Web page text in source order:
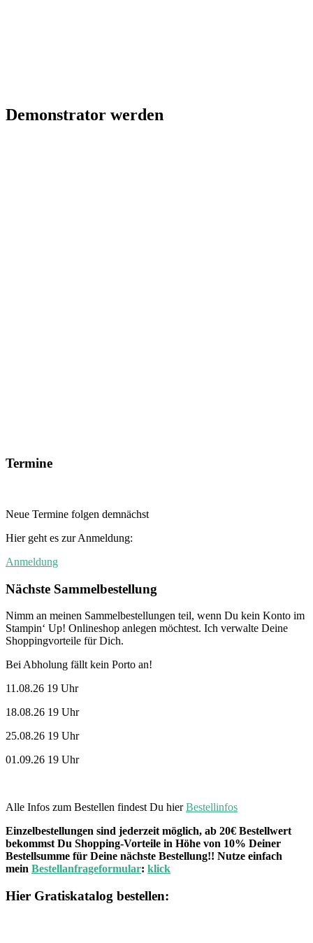
Demonstrator werden
Termine
Neue Termine folgen demnächst
Hier geht es zur Anmeldung:
Anmeldung
Nächste Sammelbestellung
Nimm an meinen Sammelbestellungen teil, wenn Du kein Konto im
Stampin‘ Up! Onlineshop anlegen möchtest. Ich verwalte Deine
Shoppingvorteile für Dich.
Bei Abholung fällt kein Porto an!
11.08.26 19 Uhr
18.08.26 19 Uhr
25.08.26 19 Uhr
01.09.26 19 Uhr
Alle Infos zum Bestellen findest Du hierBestellinfos
Einzelbestellungen sind jederzeit möglich, ab 20€ Bestellwert
bekommst Du Shopping-Vorteile in Höhe von 10% Deiner
Bestellsumme für Deine nächste Bestellung!! Nutze einfach
mein Bestellanfrageformular: klick
Hier Gratiskatalog bestellen: